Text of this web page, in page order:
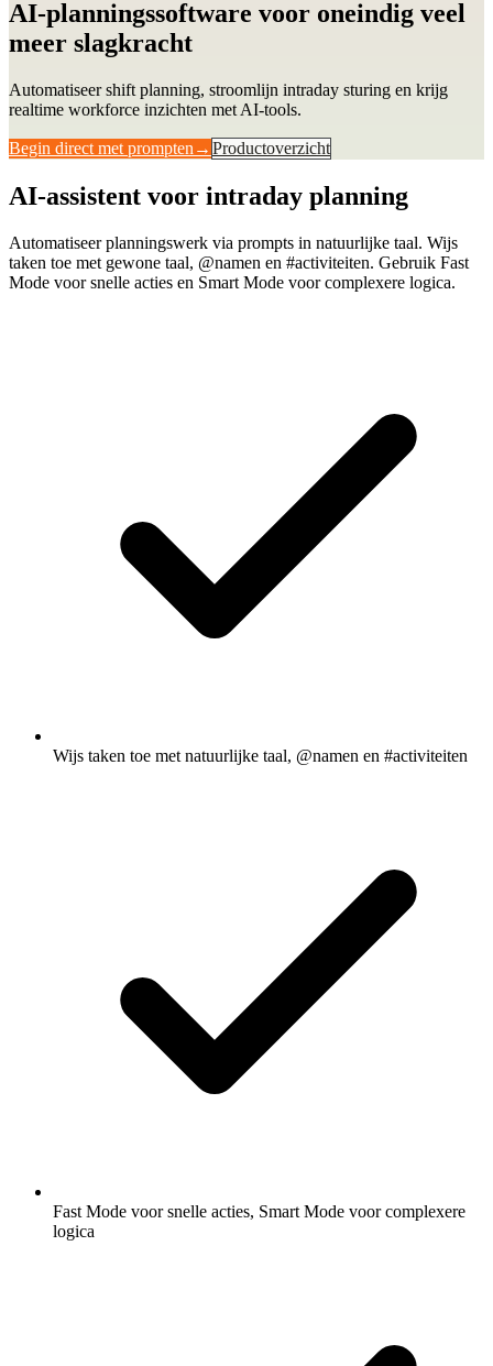
AI-planningssoftware voor oneindig veel
meer slagkracht
Automatiseer shift planning, stroomlijn intraday sturing en krijg
realtime workforce inzichten met AI-tools.
Begin direct met prompten → Productoverzicht
AI-assistent voor intraday planning
Automatiseer planningswerk via prompts in natuurlijke taal. Wijs
taken toe met gewone taal, @namen en #activiteiten. Gebruik Fast
Mode voor snelle acties en Smart Mode voor complexere logica.
Wijs taken toe met natuurlijke taal, @namen en #activiteiten
Fast Mode voor snelle acties, Smart Mode voor complexere
logica